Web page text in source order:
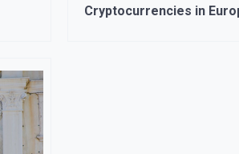
Cryptocurrencies in